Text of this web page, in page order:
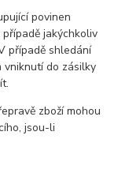
povinen
jakýchkoliv
případě shledání
vniknutí do zásilky
zboží mohou
jsou-li